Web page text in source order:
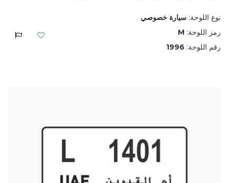
نوع اللوحة: سيارة خصوصي
رمز اللوحة: M
رقم اللوحة: 1996